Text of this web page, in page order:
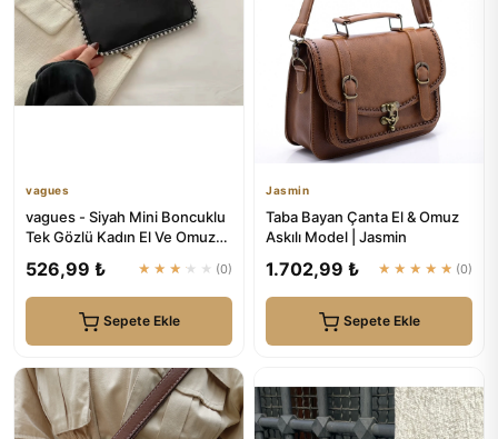
vagues
vagues - Siyah Mini Boncuklu
Tek Gözlü Kadın El Ve Omuz
526,99 ₺ ★★★★★ (0)
Sepete Ekle
Jasmin
Taba Bayan Çanta El & Omuz
Askılı Model | Jasmin
1.702,99 ₺ ★★★★★ (0)
Sepete Ekle